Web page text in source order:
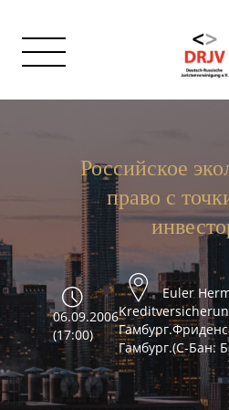
Российское
право с
06.09.2006
(17:00)
Euler
Гамбург.(С-Бан: